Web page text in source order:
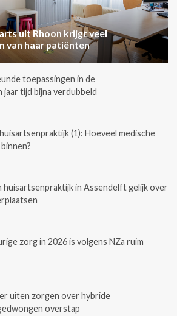
uit Rhoon krijgt veel
van haar patiënten
toepassingen in de
tijd bijna verdubbeld
(1): Hoeveel medische
huisartsenpraktijk in Assendelft gelijk over
zorg in 2026 is volgens NZa ruim
uiten zorgen over hybride
overstap